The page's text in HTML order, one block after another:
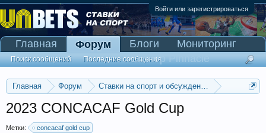
Войти или зарегистрироваться
Главная Форум
Ставки на спорт и обсуждение спортивных
2023 CONCACAF Gold Cup
Метки: concacaf gold cup
Главная Форум
Поиск сообщений Последние сообщения
Блоги
Мониторинг
Сканер Pinnacle